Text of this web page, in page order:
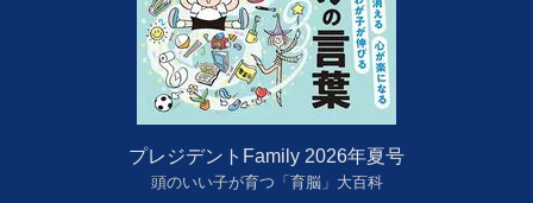
プレジデントFamily 2026年夏号
頭のいい子が育つ「育脳」大百科